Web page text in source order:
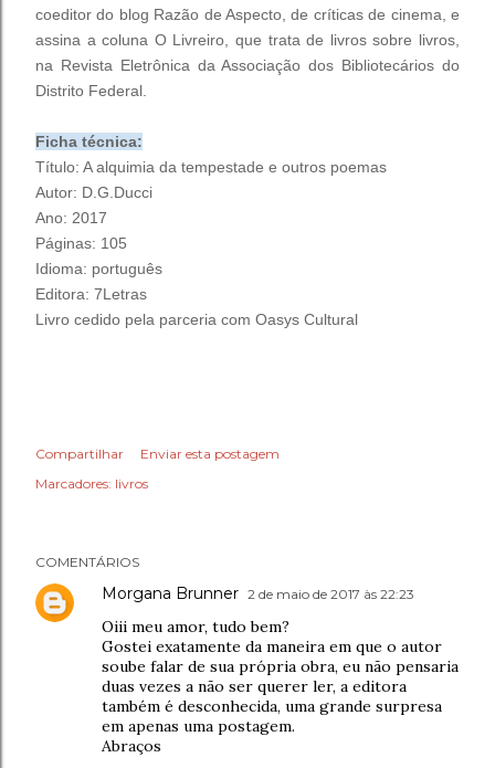
coeditor do blog Razão de Aspecto, de críticas de cinema, e
assina a coluna O Livreiro, que trata de livros sobre livros,
na Revista Eletrônica da Associação dos Bibliotecários do
Distrito Federal.
Ficha técnica:
Título: A alquimia da tempestade e outros poemas
Autor: D.G.Ducci
Ano: 2017
Páginas: 105
Idioma: português
Editora: 7Letras
Livro cedido pela parceria com Oasys Cultural
Compartilhar
Enviar esta postagem
Marcadores: livros
COMENTÁRIOS
Morgana Brunner 2 de maio de 2017 às 22:23
Oiii meu amor, tudo bem?
Gostei exatamente da maneira em que o autor
soube falar de sua própria obra, eu não pensaria
duas vezes a não ser querer ler, a editora
também é desconhecida, uma grande surpresa
em apenas uma postagem.
Abraços